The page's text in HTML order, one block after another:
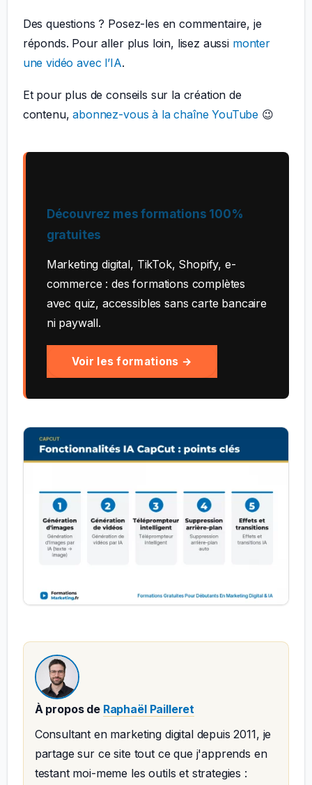
Des questions ? Posez-les en commentaire, je
réponds. Pour aller plus loin, lisez aussi monter
une vidéo avec l’IA.
Et pour plus de conseils sur la création de
contenu,abonnez-vous à la chaîne YouTube 😉
Découvrez mes formations 100%
gratuites
Marketing digital, TikTok, Shopify, e-
commerce : des formations complètes
avec quiz, accessibles sans carte bancaire
ni paywall.
Voir les formations →
À propos de Raphaël Pailleret
Consultant en marketing digital depuis 2011, je
partage sur ce site tout ce que j'apprends en
testant moi-meme les outils et strategies :